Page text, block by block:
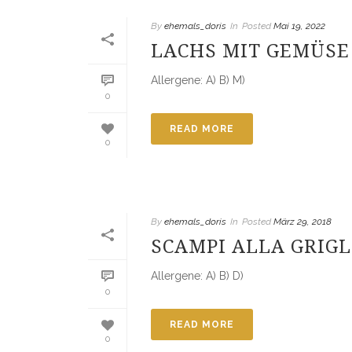
0
0
By ehemals_doris In Posted Mai 19, 2022
LACHS MIT GEMÜSE
Allergene: A) B) M)
READ MORE
0
0
By ehemals_doris In Posted März 29, 2018
SCAMPI ALLA
Allergene: A) B) D)
READ MORE